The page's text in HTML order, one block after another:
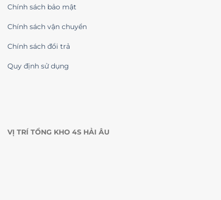
Chính sách bảo mật
Chính sách vận chuyển
Chính sách đổi trả
Quy định sử dụng
VỊ TRÍ TỔNG KHO 4S HẢI ÂU